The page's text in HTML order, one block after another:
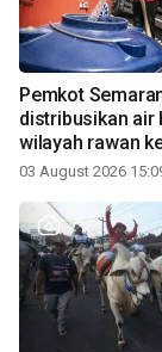
Pemkot
distribusikan air
wilayah rawan
03 August 2026